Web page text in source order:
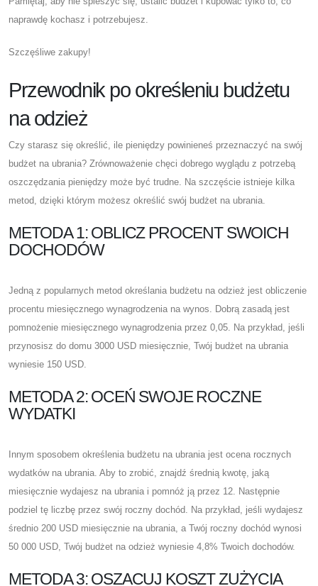
naprawdę kochasz i potrzebujesz.
Szczęśliwe zakupy!
Przewodnik po określeniu budżetu
na odzież
Czy starasz się określić, ile pieniędzy powinieneś przeznaczyć na swój
budżet na ubrania? Zrównoważenie chęci dobrego wyglądu z potrzebą
oszczędzania pieniędzy może być trudne. Na szczęście istnieje kilka
metod, dzięki którym możesz określić swój budżet na ubrania.
METODA 1: OBLICZ PROCENT SWOICH
DOCHODÓW
Jedną z popularnych metod określania budżetu na odzież jest obliczenie
procentu miesięcznego wynagrodzenia na wynos. Dobrą zasadą jest
pomnożenie miesięcznego wynagrodzenia przez 0,05. Na przykład, jeśli
przynosisz do domu 3000 USD miesięcznie, Twój budżet na ubrania
wyniesie 150 USD.
METODA 2: OCEŃ SWOJE ROCZNE
WYDATKI
Innym sposobem określenia budżetu na ubrania jest ocena rocznych
wydatków na ubrania. Aby to zrobić, znajdź średnią kwotę, jaką
miesięcznie wydajesz na ubrania i pomnóż ją przez 12. Następnie
podziel tę liczbę przez swój roczny dochód. Na przykład, jeśli wydajesz
średnio 200 USD miesięcznie na ubrania, a Twój roczny dochód wynosi
50 000 USD, Twój budżet na odzież wyniesie 4,8% Twoich dochodów.
METODA 3: OSZACUJ KOSZT ZUŻYCIA